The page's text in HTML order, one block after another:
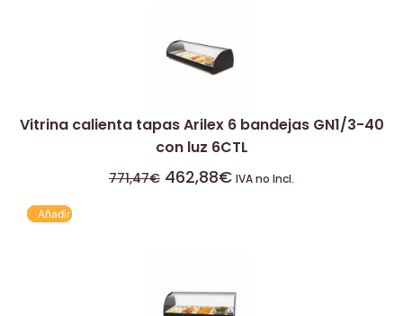
Vitrina calienta tapas Arilex 6 bandejas GN1/3-40
con luz 6CTL
771,47€ 462,88€ IVA no Incl.
Añadir